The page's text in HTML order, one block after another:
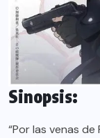
Sinopsis:
“Por las venas